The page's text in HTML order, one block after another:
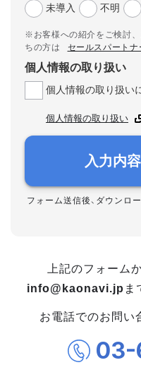
未導入
不明
※お客様への紹介をご検討
ちの方は
セールスパート
個人情報の取り扱い
個人情報の取り扱い
個人情報の取り扱い
入力内
フォーム送信後、ダウンロ
上記のフォーム
info@kaonavi.jp ま
お電話でのお問い
03-